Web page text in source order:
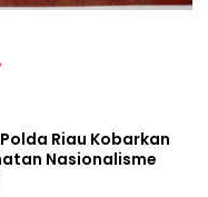
Polda Riau Kobarkan
Nasionalisme